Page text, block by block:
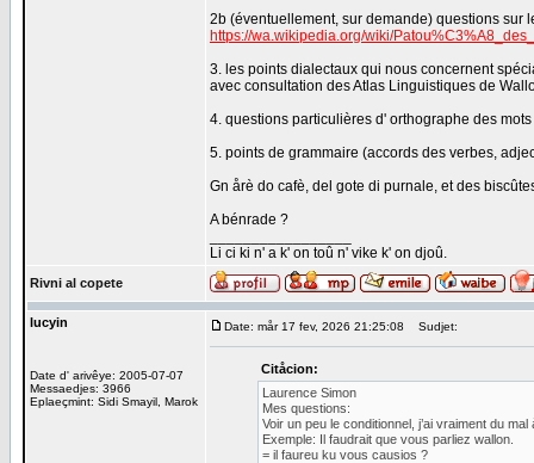
2b (éventuellement, sur demande) questions sur
https://wa.wikipedia.org/wiki/
3. les points dialectaux qui nous concernent
avec consultation des Atlas Linguistiques de
4. questions particulières d' orthographe des
5. points de grammaire (accords des verbes,
Gn årè do cafè, del gote di purnale, et des
A bénrade ?
Li ci ki n' a k' on toû n' vike k' on djoû.
Rivni al copete
lucyin
Date d' arivêye: 2005-07-07
Messaedjes: 3966
Eplaeçmint: Sidi Smayil, Marok
Date: mår 17 fev, 2026 21:25:08 Sudjet:
Citåcion:
Laurence Simon
Mes questions:
Voir un peu le conditionnel, j’ai vraiment du mal
Exemple: Il faudrait que vous parliez wallon.
= il faureu ku vous causios ?